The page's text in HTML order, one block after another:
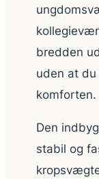
bredden
uden at du
komforten.
Den
stabil og